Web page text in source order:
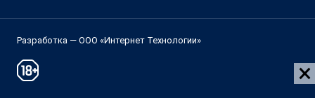
Разработка — ООО «Интернет Технологии»